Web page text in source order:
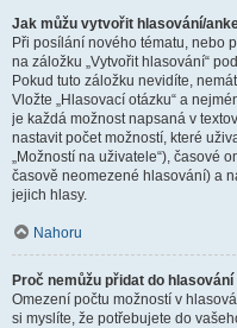
Jak můžu vytvořit hlasování/
Při posílání nového tématu, nebo
na záložku „Vytvořit hlasování“
Pokud tuto záložku nevidíte,
Vložte „Hlasovací otázku“ a
je každá možnost napsaná v
nastavit počet možností, které
„Možností na uživatele“), časové
časově neomezené hlasování) a
jejich hlasy.
Nahoru
Proč nemůžu přidat do
Omezení počtu možností v
si myslíte, že potřebujete do